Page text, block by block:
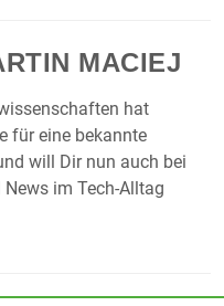
MACIEJ
hat
für eine bekannte
will Dir nun auch bei
News im Tech-Alltag